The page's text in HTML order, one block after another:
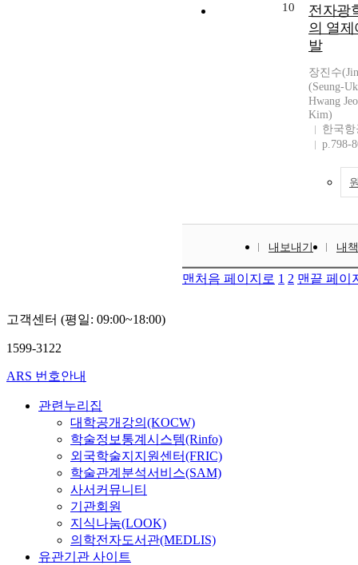
10
전자광
의 열제
발
장진수
(Seung-
Hwang
Kim)
한국
p.798-
내보내기 내
맨처음 페이지로 1 2 맨끝 페이
고객센터 (평일: 09:00~18:00)
1599-3122
ARS 번호안내
관련누리집
대학공개강의(KOCW)
학술정보통계시스템(Rinfo)
외국학술지지원센터(FRIC)
학술관계분석서비스(SAM)
사서커뮤니티
기관회원
지식나눔(LOOK)
의학전자도서관(MEDLIS)
유관기관 사이트